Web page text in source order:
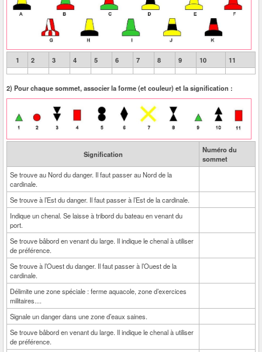
1 2 3 4 5 6 7 8 9 10 11
2) Pour chaque sommet, associer la forme (et couleur) et la signification :
Signification
Numéro du
sommet
Se trouve au Nord du danger. Il faut passer au Nord de la
cardinale.
Se trouve à l’Est du danger. Il faut passer à l’Est de la cardinale.
Indique un chenal. Se laisse à tribord du bateau en venant du
port.
Se trouve bâbord en venant du large. Il indique le chenal à utiliser
de préférence.
Se trouve à l’Ouest du danger. Il faut passer à l’Ouest de la
cardinale.
Délimite une zone spéciale : ferme aquacole, zone d’exercices
militaires....
Signale un danger dans une zone d’eaux saines.
Se trouve bâbord en venant du large. Il indique le chenal à utiliser
de préférence.